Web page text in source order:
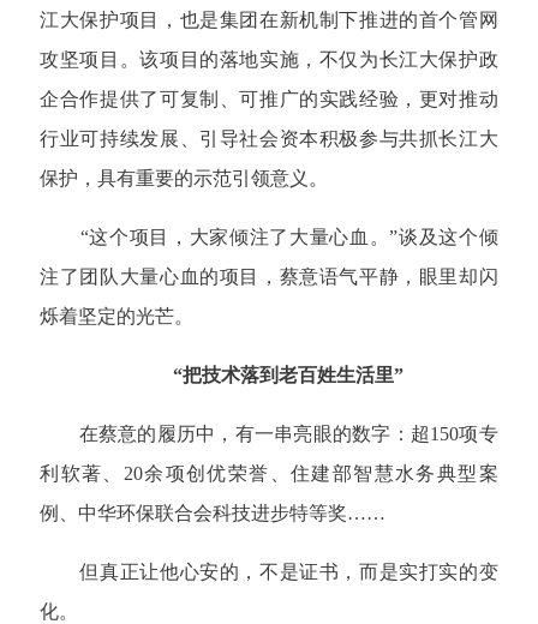
江大保护项目，也是集团在新机制下推进的首个管网
攻坚项目。该项目的落地实施，不仅为长江大保护政
企合作提供了可复制、可推广的实践经验，更对推动
行业可持续发展、引导社会资本积极参与共抓长江大
保护，具有重要的示范引领意义。
“这个项目，大家倾注了大量心血。”谈及这个倾
注了团队大量心血的项目，蔡意语气平静，眼里却闪
烁着坚定的光芒。
“把技术落到老百姓生活里”
在蔡意的履历中，有一串亮眼的数字：超150项专
利软著、20余项创优荣誉、住建部智慧水务典型案
例、中华环保联合会科技进步特等奖……
但真正让他心安的，不是证书，而是实打实的变
化。